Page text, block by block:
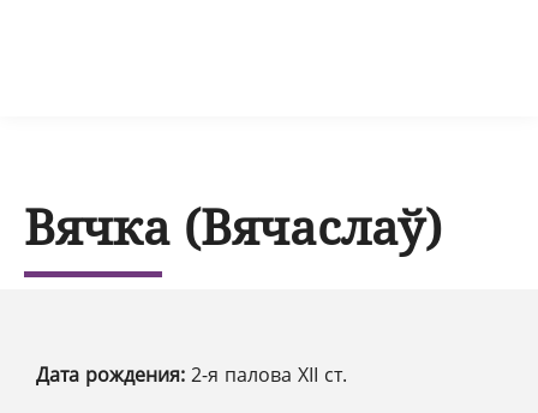
Вячка (Вячаслаў)
Дата рождения: 2-я палова XІІ ст.